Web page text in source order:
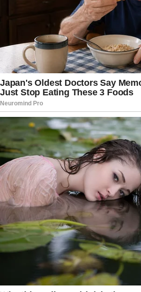
sociais, Quem Ama Cuida
suspense, dramas familiares e
surpreendentes para manter o
conectado diariamente. O
Arthur surge como mais uma
importante dentro da narrativa
provocar novos confrontos,
descobertas. Enquanto isso,
atentos a cada capítulo em
como essa volta poderá
família e mudar os rumos da
próximos meses.